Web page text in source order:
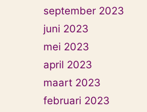
september 2023
juni 2023
mei 2023
april 2023
maart 2023
februari 2023